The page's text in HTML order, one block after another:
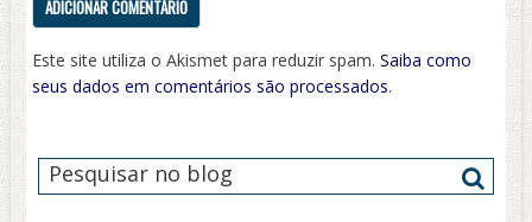
Este site utiliza o Akismet para reduzir spam.Saiba como
seus dados em comentários são processados.